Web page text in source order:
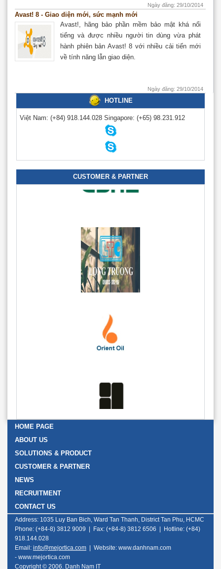
Ngày đăng: 29/10/2014
Avast! 8 - Giao diện mới, sức mạnh mới
Avast!, hãng bảo phần mềm bảo mật khá nổi
tiếng và được nhiều người tin dùng vừa phát
hành phiên bản Avast! 8 với nhiều cải tiến mới
về tính năng lẫn giao diện.
Ngày đăng: 29/10/2014
HOTLINE
Việt Nam: (+84) 918.144.028 Singapore: (+65) 98.231.912
CUSTOMER & PARTNER
HOME PAGE
ABOUT US
SOLUTIONS & PRODUCT
CUSTOMER & PARTNER
NEWS
RECRUITMENT
CONTACT US
Address: 1035 Luy Ban Bich, Ward Tan Thanh, District Tan Phu, HCMC
Phone: (+84-8) 3812 9009 | Fax: (+84-8) 3812 6506 | Hotline: (+84)
918.144.028
Email: info@mejortica.com
Website: www.danhnam.com
- www.mejortica.com
Copyright © 2006. Danh Nam IT